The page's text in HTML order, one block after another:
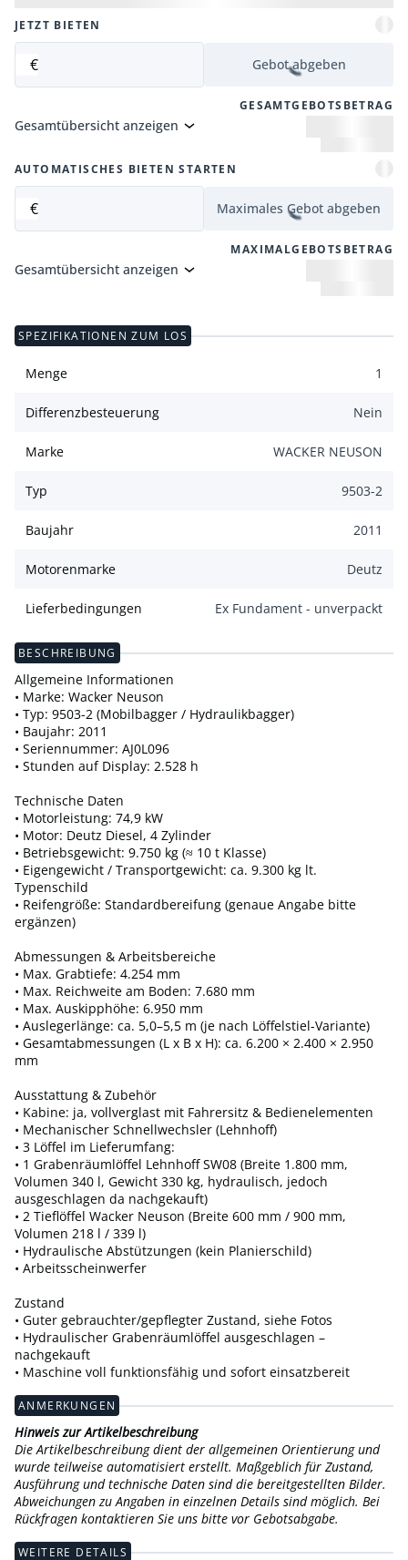
JETZT BIETEN
€ Gebot abgeben
GESAMTGEBOTSBETRAG
Gesamtübersicht anzeigen
AUTOMATISCHES BIETEN STARTEN
€ Maximales Gebot abgeben
MAXIMALGEBOTSBETRAG
Gesamtübersicht anzeigen
SPEZIFIKATIONEN ZUM LOS
Menge 1
Differenzbesteuerung Nein
Marke WACKER NEUSON
Typ 9503-2
Baujahr 2011
Motorenmarke Deutz
Lieferbedingungen Ex Fundament - unverpackt
BESCHREIBUNG
Allgemeine Informationen
• Marke: Wacker Neuson
• Typ: 9503-2 (Mobilbagger / Hydraulikbagger)
• Baujahr: 2011
• Seriennummer: AJ0L096
• Stunden auf Display: 2.528 h
Technische Daten
• Motorleistung: 74,9 kW
• Motor: Deutz Diesel, 4 Zylinder
• Betriebsgewicht: 9.750 kg (≈ 10 t Klasse)
• Eigengewicht / Transportgewicht: ca. 9.300 kg lt.
Typenschild
• Reifengröße: Standardbereifung (genaue Angabe bitte
ergänzen)
Abmessungen & Arbeitsbereiche
• Max. Grabtiefe: 4.254 mm
• Max. Reichweite am Boden: 7.680 mm
• Max. Auskipphöhe: 6.950 mm
• Auslegerlänge: ca. 5,0–5,5 m (je nach Löffelstiel-Variante)
• Gesamtabmessungen (L x B x H): ca. 6.200 × 2.400 × 2.950
mm
Ausstattung & Zubehör
• Kabine: ja, vollverglast mit Fahrersitz & Bedienelementen
• Mechanischer Schnellwechsler (Lehnhoff)
• 3 Löffel im Lieferumfang:
• 1 Grabenräumlöffel Lehnhoff SW08 (Breite 1.800 mm,
Volumen 340 l, Gewicht 330 kg, hydraulisch, jedoch
ausgeschlagen da nachgekauft)
• 2 Tieflöffel Wacker Neuson (Breite 600 mm / 900 mm,
Volumen 218 l / 339 l)
• Hydraulische Abstützungen (kein Planierschild)
• Arbeitsscheinwerfer
Zustand
• Guter gebrauchter/gepflegter Zustand, siehe Fotos
• Hydraulischer Grabenräumlöffel ausgeschlagen –
nachgekauft
• Maschine voll funktionsfähig und sofort einsatzbereit
ANMERKUNGEN
Hinweis zur Artikelbeschreibung
Die Artikelbeschreibung dient der allgemeinen Orientierung und
wurde teilweise automatisiert erstellt. Maßgeblich für Zustand,
Ausführung und technische Daten sind die bereitgestellten Bilder.
Abweichungen zu Angaben in einzelnen Details sind möglich. Bei
Rückfragen kontaktieren Sie uns bitte vor Gebotsabgabe.
WEITERE DETAILS